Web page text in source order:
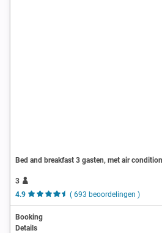
Bed and breakfast 3 gasten, met air
3
4.9
( 693 beoordelingen )
Booking
Details